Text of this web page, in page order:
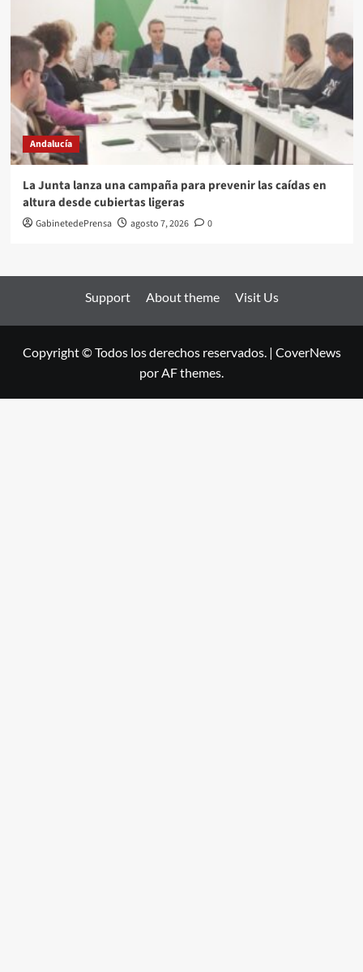
Andalucía
La Junta lanza una campaña para prevenir las caídas en
altura desde cubiertas ligeras
GabinetedePrensa agosto 7, 2026 0
Support About theme Visit Us
Copyright © Todos los derechos reservados. | CoverNews
por AF themes.